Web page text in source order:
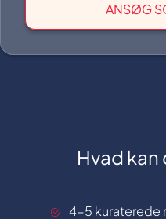
ANSØG
Hvad
4-5 kuraterede